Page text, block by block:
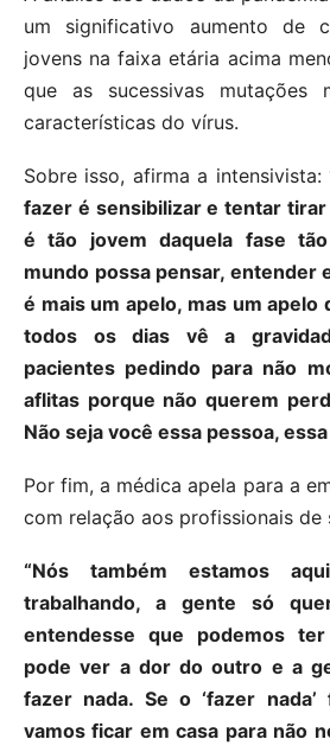
um significativo aumento de
jovens na faixa etária acima
que as sucessivas mutações
características do vírus.
Sobre isso, afirma a intensivista:
fazer é sensibilizar e tentar tirar
é tão jovem daquela fase
mundo possa pensar, entender
é mais um apelo, mas um apelo
todos os dias vê a
pacientes pedindo para não
aflitas porque não querem
Não seja você essa pessoa, essa
Por fim, a médica apela para a
com relação aos profissionais de
“Nós também estamos
trabalhando, a gente só
entendesse que podemos
pode ver a dor do outro e a
fazer nada. Se o ‘fazer
vamos ficar em casa para não